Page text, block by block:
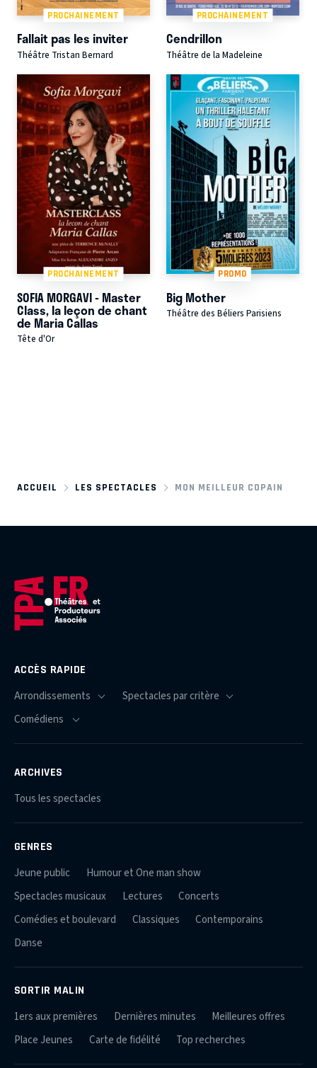
PROCHAINEMENT
Fallait pas les inviter
Théâtre Tristan Bernard
PROCHAINEMENT
Cendrillon
Théâtre de la Madeleine
PROCHAINEMENT
SOFIA MORGAVI - Master
Class, la leçon de chant
de Maria Callas
Tête d'Or
PROMO
Big Mother
Théâtre des Béliers Parisiens
ACCUEIL LES SPECTACLES MON MEILLEUR COPAIN
ACCÈS RAPIDE
ARCHIVES
Tous les spectacles
GENRES
Jeune public
Humour et One man show
Spectacles musicaux
Lectures
Concerts
Comédies et boulevard
Classiques
Contemporains
Danse
SORTIR MALIN
1ers aux premières Dernières minutes
Meilleures offres
Place Jeunes
Carte de fidélité Top recherches